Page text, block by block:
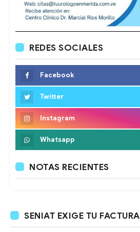
REDES SOCIALES
Facebook
Twitter
Instagram
Whatsapp
NOTAS RECIENTES
SENIAT EXIGE TU FACTURA